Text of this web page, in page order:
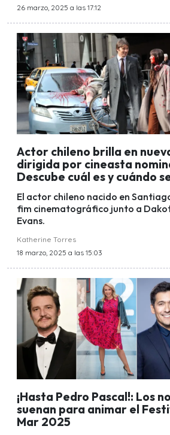
26 marzo, 2025 a las 17:12
Actor chileno brilla en
dirigida por cineasta
Descube cuál es y cuándo
El actor chileno nacido en
fim cinematográfico junto a
Evans.
Katherine Torres
18 marzo, 2025 a las 15:03
¡Hasta Pedro Pascal!: Los
suenan para animar el
Mar 2025